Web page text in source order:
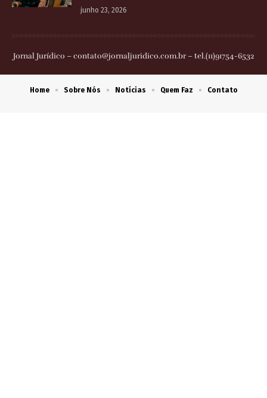
junho 23, 2026
Jornal Jurídico –contato@jornaljuridico.com.br– tel.(11)91754-6532
Home Sobre Nós Notícias Quem Faz Contato